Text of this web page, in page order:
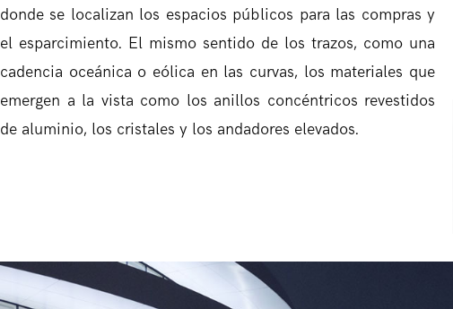
donde se localizan los espacios públicos para las compras y
el esparcimiento. El mismo sentido de los trazos, como una
cadencia oceánica o eólica en las curvas, los materiales que
emergen a la vista como los anillos concéntricos revestidos
de aluminio, los cristales y los andadores elevados.